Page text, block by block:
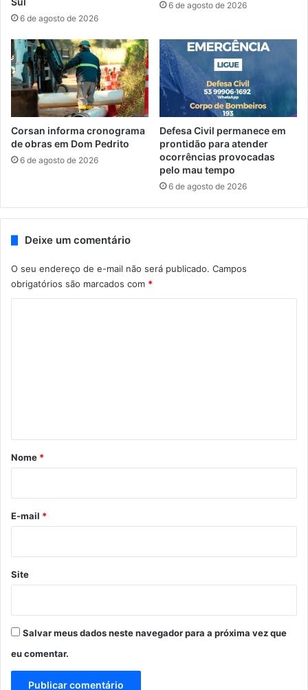
6 de agosto de 2026
6 de agosto de 2026
Corsan informa cronograma
de obras em Dom Pedrito
6 de agosto de 2026
Defesa Civil permanece em
prontidão para atender
ocorrências provocadas
pelo mau tempo
6 de agosto de 2026
Deixe um comentário
O seu endereço de e-mail não será publicado. Campos
obrigatórios são marcados com *
r
*
Nome *
E-mail *
Site
Salvar meus dados neste navegador para a próxima vez que
eu comentar.